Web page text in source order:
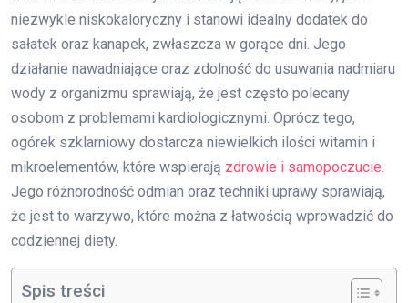
niezwykle niskokaloryczny i stanowi idealny dodatek do
sałatek oraz kanapek, zwłaszcza w gorące dni. Jego
działanie nawadniające oraz zdolność do usuwania nadmiaru
wody z organizmu sprawiają, że jest często polecany
osobom z problemami kardiologicznymi. Oprócz tego,
ogórek szklarniowy dostarcza niewielkich ilości witamin i
mikroelementów, które wspierają zdrowie i samopoczucie.
Jego różnorodność odmian oraz techniki uprawy sprawiają,
że jest to warzywo, które można z łatwością wprowadzić do
codziennej diety.
Spis treści